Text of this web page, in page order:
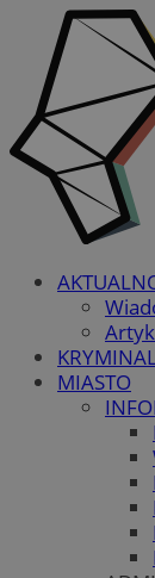
MIASTO